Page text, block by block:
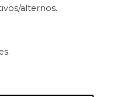
alternos.